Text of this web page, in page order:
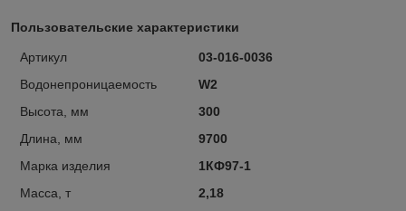
Пользовательские характеристики
Артикул
03-016-0036
Водонепроницаемость
W2
Высота, мм
300
Длина, мм
9700
Марка изделия
1КФ97-1
Масса, т
2,18